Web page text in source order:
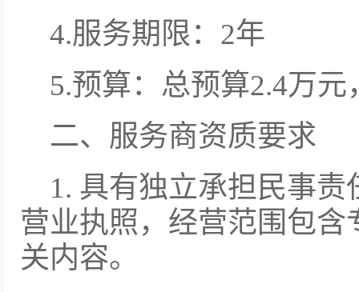
4.服务期限：2年
5.预算：总预算2.4万
二、服务商资质要求
1. 具有独立承担民事
营业执照，经营范围包
关内容。